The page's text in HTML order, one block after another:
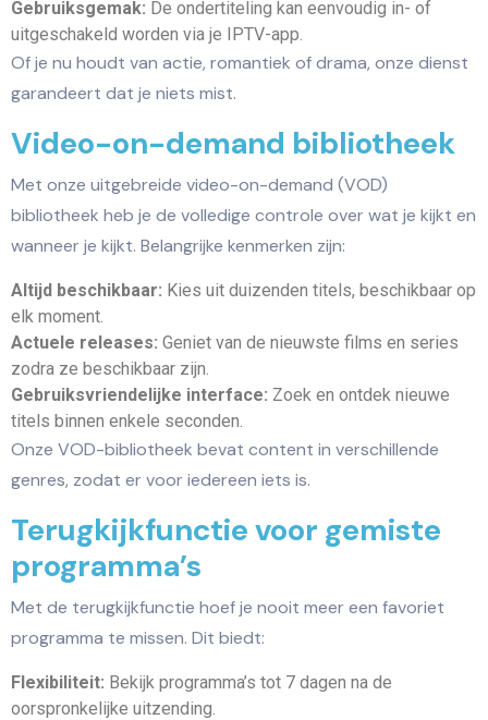
Gebruiksgemak: De ondertiteling kan eenvoudig in- of
uitgeschakeld worden via je IPTV-app.
Of je nu houdt van actie, romantiek of drama, onze dienst
garandeert dat je niets mist.
Video-on-demand bibliotheek
Met onze uitgebreide video-on-demand (VOD)
bibliotheek heb je de volledige controle over wat je kijkt en
wanneer je kijkt. Belangrijke kenmerken zijn:
Altijd beschikbaar: Kies uit duizenden titels, beschikbaar op
elk moment.
Actuele releases: Geniet van de nieuwste films en series
zodra ze beschikbaar zijn.
Gebruiksvriendelijke interface: Zoek en ontdek nieuwe
titels binnen enkele seconden.
Onze VOD-bibliotheek bevat content in verschillende
genres, zodat er voor iedereen iets is.
Terugkijkfunctie voor gemiste
programma’s
Met de terugkijkfunctie hoef je nooit meer een favoriet
programma te missen. Dit biedt:
Flexibiliteit: Bekijk programma’s tot 7 dagen na de
oorspronkelijke uitzending.